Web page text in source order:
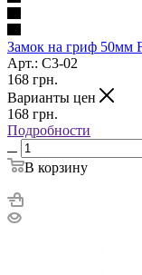
Замок на гриф 50мм
Арт.: C3-02
168 грн.
Варианты цен
168 грн.
Подробности
В корзину